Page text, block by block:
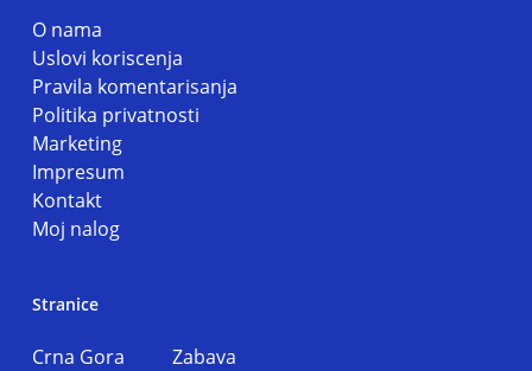
O nama
Uslovi koriscenja
Pravila komentarisanja
Politika privatnosti
Marketing
Impresum
Kontakt
Moj nalog
Stranice
Crna Gora Zabava